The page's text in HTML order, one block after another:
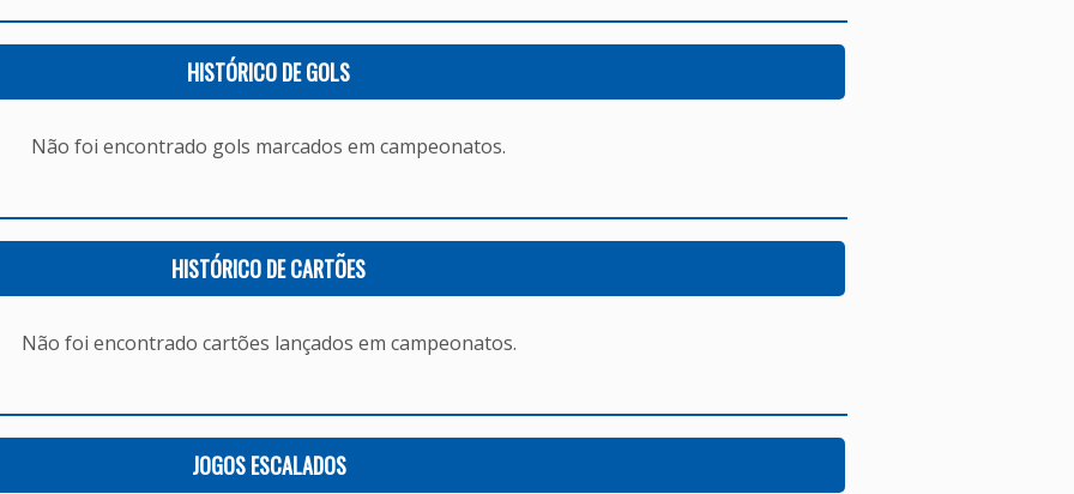
HISTÓRICO DE GOLS
Não foi encontrado gols marcados em campeonatos.
HISTÓRICO DE CARTÕES
Não foi encontrado cartões lançados em campeonatos.
JOGOS ESCALADOS